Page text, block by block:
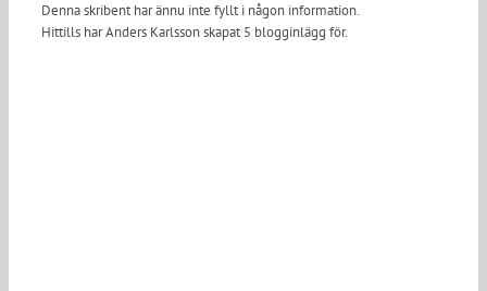
Denna skribent har ännu inte fyllt i någon information.
Hittills har Anders Karlsson skapat 5 blogginlägg för.